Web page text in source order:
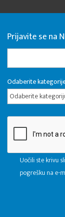
Prijavite se na
Odaberite
Odaberite
Uočili ste krivu
pogrešku na e-